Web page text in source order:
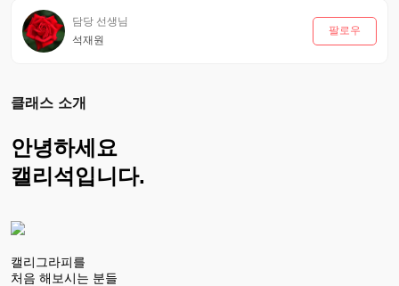
담당 선생님
석재원
팔로우
클래스 소개
안녕하세요
캘리석입니다.
캘리그라피를
처음 해보시는 분들